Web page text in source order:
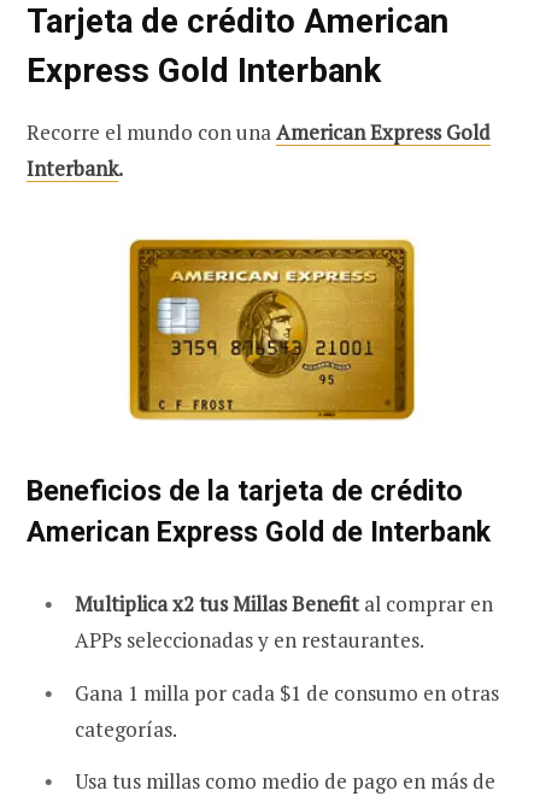
Tarjeta de crédito American
Express Gold Interbank
Recorre el mundo con unaAmerican Express Gold
Interbank.
Beneficios de la tarjeta de crédito
American Express Gold de Interbank
Multiplica x2 tus Millas Benefital comprar en
APPs seleccionadas y en restaurantes.
Gana 1 milla por cada $1 de consumo en otras
categorías.
Usa tus millas como medio de pago en más de